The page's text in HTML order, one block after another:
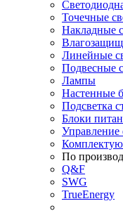
Точечные
Накладные
Линейные
Подвесные
Лампы
Настенные
Подсветка
Блоки
По
Q&F
SWG
TrueEnergy